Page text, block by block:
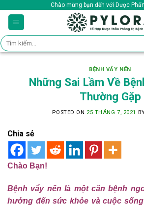
content
Chào mừng bạn đến với Dược
Tìm
kiếm:
BỆNH VẨY NẾN
Những Sai Lầm Về
Thường Gặp
POSTED ON 25 THÁNG 7, 2021
Chia sẻ
Chào Bạn!
Bệnh vẩy nến là một căn bệnh
hưởng đến sức khỏe và cuộc